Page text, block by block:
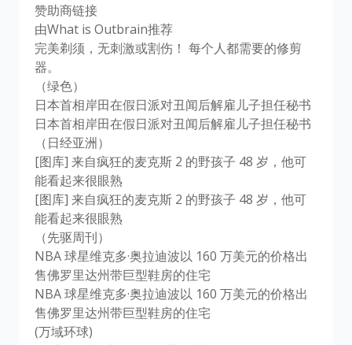
赞助商链接
由What is Outbrain推荐
完美剃须，无刺激或割伤！ 每个人都需要的修剪
器。
（绿色）
日本首相岸田在假日派对丑闻后解雇儿子担任秘书
日本首相岸田在假日派对丑闻后解雇儿子担任秘书
（日经亚洲）
[图库] 来自疯狂的麦克斯 2 的野孩子 48 岁，他可
能看起来很眼熟
[图库] 来自疯狂的麦克斯 2 的野孩子 48 岁，他可
能看起来很眼熟
（先驱周刊）
NBA 球星维克多·奥拉迪波以 160 万美元的价格出
售佛罗里达州带巨型鞋房的住宅
NBA 球星维克多·奥拉迪波以 160 万美元的价格出
售佛罗里达州带巨型鞋房的住宅
(万域环球)